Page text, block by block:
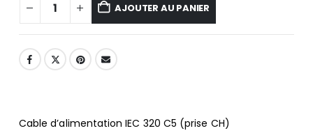
AJOUTER AU PANIER
Cable d’alimentation IEC 320 C5 (prise CH)